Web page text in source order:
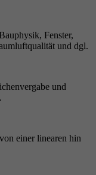
Fenster,
und dgl.
und
einer linearen hin